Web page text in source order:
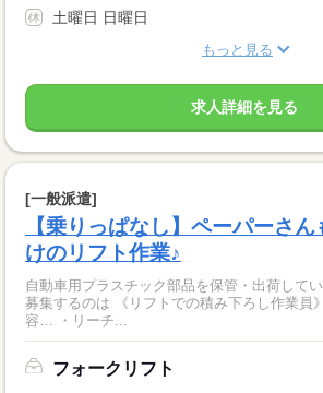
土曜日 日曜日
もっと見る
求人詳細を見る
[一般派遣]
【乗りっぱなし】ペーパーさ
けのリフト作業♪
自動車用プラスチック部品を保管・出荷している
募集するのは 《リフトでの積み下ろし作業員》さん♪ ◆
容… ・リーチ...
フォークリフト